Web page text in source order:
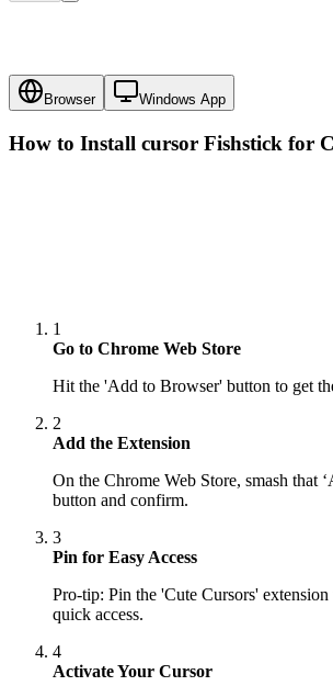
Browser Windows App
How to Install cursor Fishstick for
1
Go to Chrome Web Store
Hit the 'Add to Browser' button to get
2
Add the Extension
On the Chrome Web Store, smash that
button and confirm.
3
Pin for Easy Access
Pro-tip: Pin the 'Cute Cursors'
quick access.
4
Activate Your Cursor